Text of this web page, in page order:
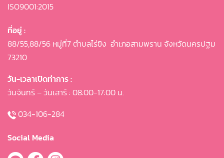
ISO9001:2015
ที่อยู่ :
88/55,88/56 หมู่ที่7 ตำบลไร่ขิง อำเภอสามพราน จังหวัดนครปฐม
73210
วัน-เวลาเปิดท่าการ :
วันจันทร์ – วันเสาร์ : 08:00-17:00 น.
034-106-284
Social Media